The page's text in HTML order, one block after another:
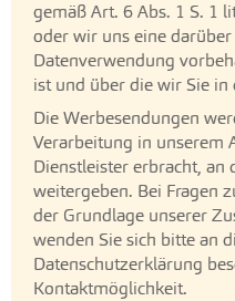
gemäß Art. 6 Abs. 1 S. 1
oder wir uns eine
Datenverwendung
ist und über die wir Sie
Die Werbesendungen
Verarbeitung in unserem
Dienstleister erbracht, an
weitergeben. Bei Fragen
der Grundlage unserer
wenden Sie sich bitte an
Datenschutzerklärung
Kontaktmöglichkeit.